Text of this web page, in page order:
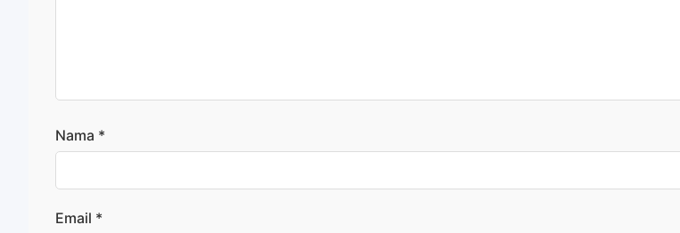
Nama *
Email *